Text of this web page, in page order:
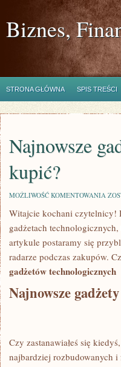
Biznes,
STRONA GŁÓWNA SPIS TREŚCI
Najnowsze
kupić?
MOŻLIWOŚĆ KOMENTOWANIA
CO
Witajcie kochani czytelnicy!
gadżetach
artykule postaramy się⁤
radarze podczas zakupów.
gadżetów technologicznych
Najnowsze⁢
Czy zastanawiałeś się
najbardziej rozbudowanych